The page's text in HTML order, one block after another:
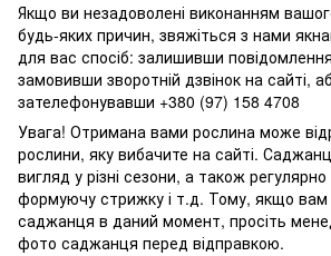
Якщо ви незадоволені виконанням
будь-яких причин, звяжіться з нами
для вас спосіб: залишивши
замовивши зворотній дзвінок на сайті,
зателефонувавши +380 (97) 158 4708
Увага! Отримана вами рослина може
рослини, яку вибачите на сайті.
вигляд у різні сезони, а також
формуючу стрижку і т.д. Тому, якщо
саджанця в даний момент, просіть
фото саджанця перед відправкою.